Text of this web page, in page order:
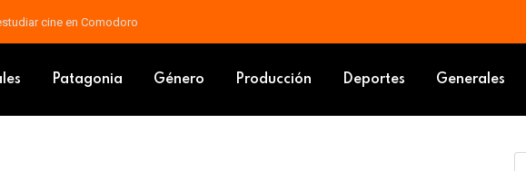
piden que las mejoras vayan al salario básico
Patagonia Género Producción Deportes Generales